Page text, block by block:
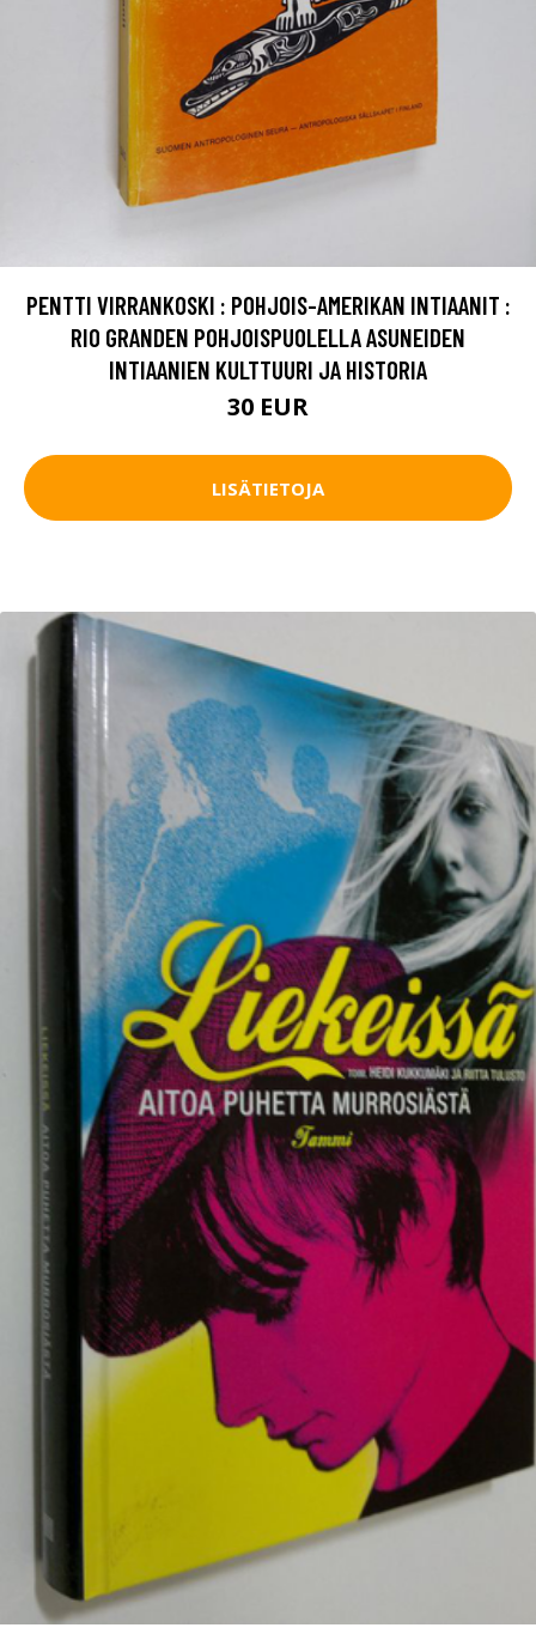
PENTTI VIRRANKOSKI : POHJOIS-AMERIKAN INTIAANIT :
RIO GRANDEN POHJOISPUOLELLA ASUNEIDEN
INTIAANIEN KULTTUURI JA HISTORIA
30 EUR
LISÄTIETOJA